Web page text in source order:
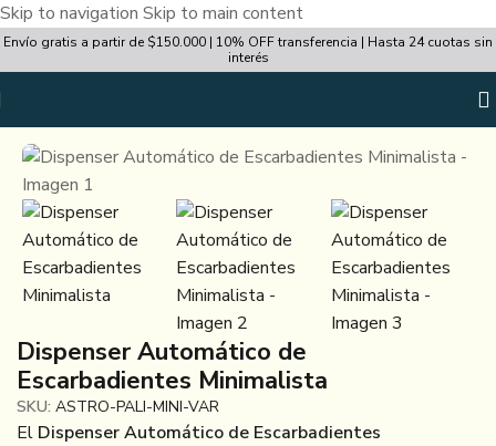
Skip to navigation Skip to main content
Envío gratis a partir de $150.000 | 10% OFF transferencia | Hasta 24 cuotas sin
interés
Dispenser Automático de
Escarbadientes Minimalista
SKU: ASTRO-PALI-MINI-VAR
El Dispenser Automático de Escarbadientes